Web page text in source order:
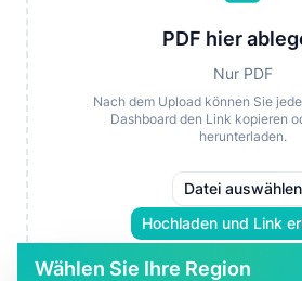
PDF hier
Nur PDF
Nach dem Upload können Sie
Dashboard den Link kopieren
herunterladen.
Datei auswählen
Hochladen und Link
Wählen Sie Ihre Region